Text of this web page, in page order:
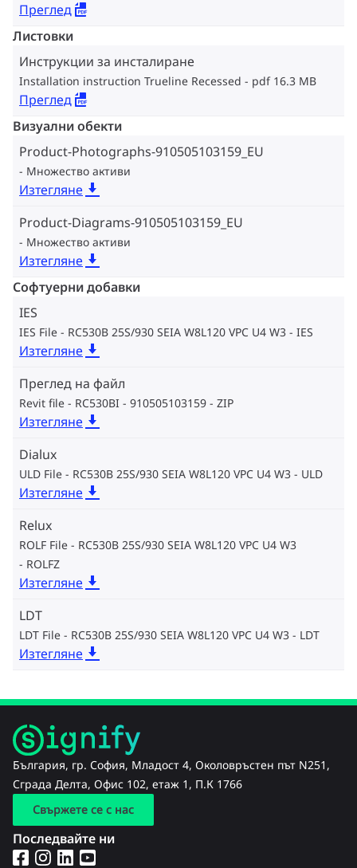
Преглед
Листовки
Инструкции за инсталиране
Installation instruction Trueline Recessed pdf 16.3 MB
Преглед
Визуални обекти
Product-Photographs-910505103159_EU
Множество активи
Изтегляне
Product-Diagrams-910505103159_EU
Множество активи
Изтегляне
Софтуерни добавки
IES
IES File - RC530B 25S/930 SEIA W8L120 VPC U4 W3 IES
Изтегляне
Преглед на файл
Revit file - RC530BI - 910505103159 ZIP
Изтегляне
Dialux
ULD File - RC530B 25S/930 SEIA W8L120 VPC U4 W3 ULD
Изтегляне
Relux
ROLF File - RC530B 25S/930 SEIA W8L120 VPC U4 W3
ROLFZ
Изтегляне
LDT
LDT File - RC530B 25S/930 SEIA W8L120 VPC U4 W3 LDT
Изтегляне
България, гр. София, Младост 4, Околовръстен път N251,
Сграда Делта, Офис 102, етаж 1, П.К 1766
Свържете се с нас
Последвайте ни